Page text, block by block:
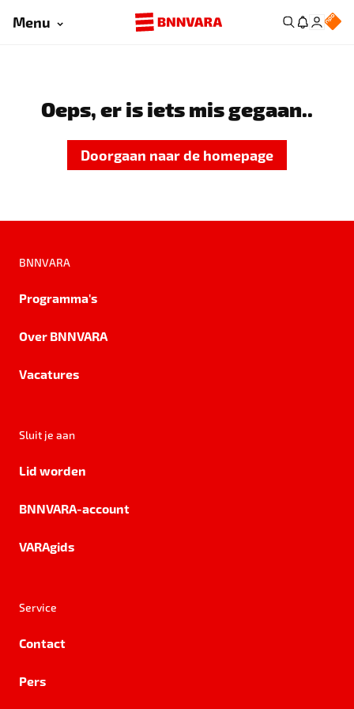
Menu
Oeps, er is iets mis gegaan..
Doorgaan naar de homepage
BNNVARA
Programma's
Over BNNVARA
Vacatures
Sluit je aan
Lid worden
BNNVARA-account
VARAgids
Service
Contact
Pers